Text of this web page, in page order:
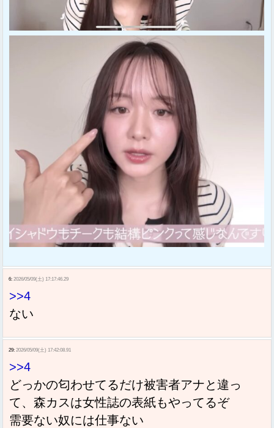
6: 2026/05/09(土) 17:17:46.29
>>4
ない
29: 2026/05/09(土) 17:42:08.91
>>4
どっかの匂わせてるだけ被害者アナと違っ
て、森カスは女性誌の表紙もやってるぞ
需要ない奴には仕事ない